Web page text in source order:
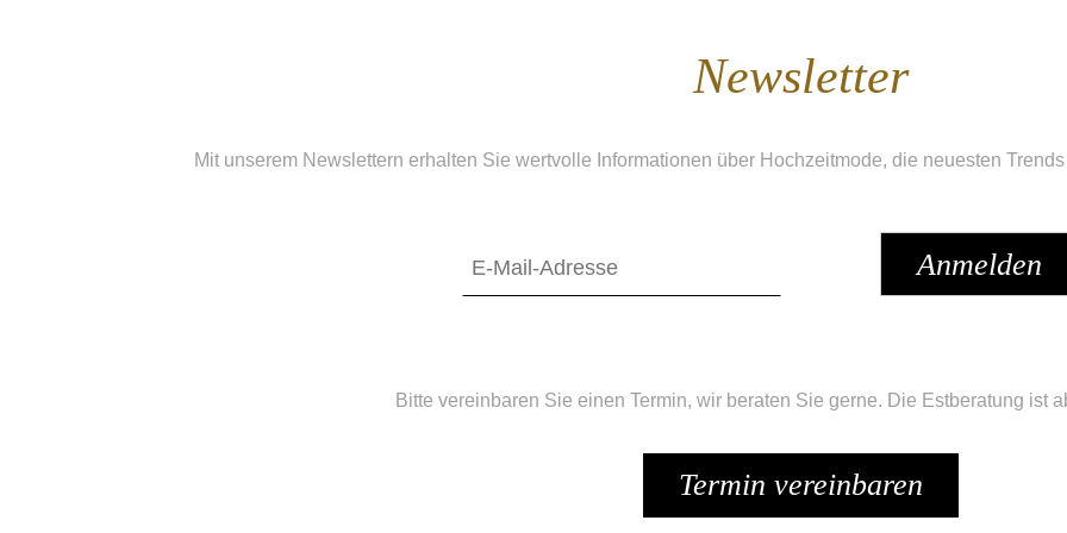
Newsletter
Mit unserem Newslettern erhalten Sie wertvolle Informationen über Hochzeitmode, die neuesten
Bitte vereinbaren Sie einen Termin, wir beraten Sie gerne. Die Estberatung ist
Termin vereinbaren